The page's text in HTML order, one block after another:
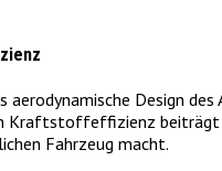
aerodynamische Design des
Kraftstoffeffizienz beiträgt
Fahrzeug macht.